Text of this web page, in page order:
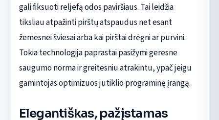
gali fiksuoti reljefą odos paviršiaus. Tai leidžia
tiksliau atpažinti pirštų atspaudus net esant
žemesnei šviesai arba kai pirštai drėgni ar purvini.
Tokia technologija paprastai pasižymi geresne
saugumo norma ir greitesniu atrakintu, ypač jeigu
gamintojas optimizuos jutiklio programinę įrangą.
Elegantiškas, pažįstamas